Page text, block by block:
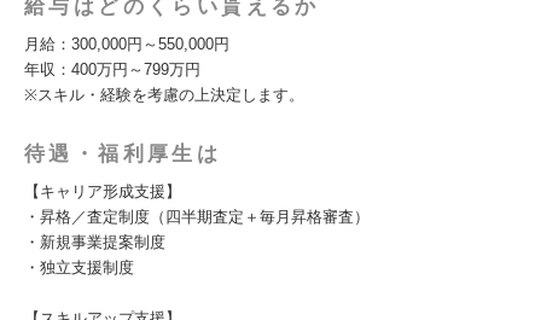
給与はどのくらい貰えるか
月給：300,000円～550,000円
年収：400万円～799万円
※スキル・経験を考慮の上決定します。
待遇・福利厚生は
【キャリア形成支援】
・昇格／査定制度（四半期査定＋毎月昇格審査）
・新規事業提案制度
・独立支援制度